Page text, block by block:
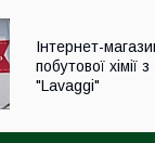
Інтернет-
побутової хімії з
"Lavaggi"